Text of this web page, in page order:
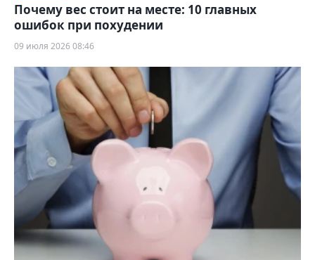
Почему вес стоит на месте: 10 главных
ошибок при похудении
09 июля 2026 08:46